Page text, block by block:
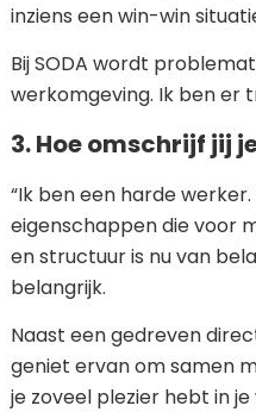
inziens een win-win
Bij SODA wordt
werkomgeving. Ik ben er
3. Hoe omschrijf jij
“Ik ben een harde
eigenschappen die voor
en structuur is nu van
belangrijk.
Naast een gedreven
geniet ervan om samen
je zoveel plezier hebt in je